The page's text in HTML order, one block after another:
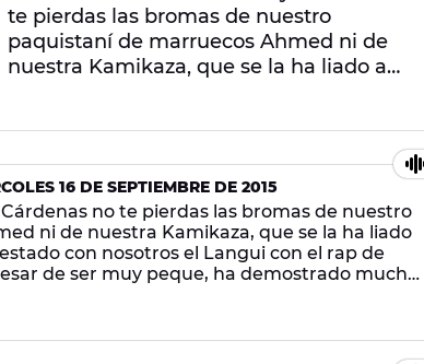
te pierdas las bromas de nuestro
paquistaní de marruecos Ahmed ni de
nuestra Kamikaza, que se la ha liado a
peque, ha demostrado mucho talento.
Tampoco te pierdas las noticias más
curiosas y la mejor música, ¡en Europa
FM!
16 DE SEPTIEMBRE DE 2015
no te pierdas las bromas de nuestro
ni de nuestra Kamikaza, que se la ha liado
con nosotros el Langui con el rap de
de ser muy peque, ha demostrado mucho